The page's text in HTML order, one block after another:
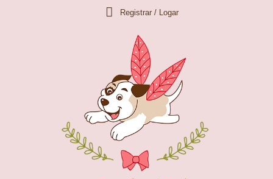
Registrar / Logar